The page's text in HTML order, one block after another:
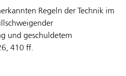
Regeln der Technik im
und geschuldetem
410 ff.